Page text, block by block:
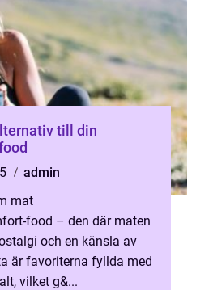
till din
admin
mat
food – den där maten
och en känsla av
är favoriterna fyllda med
vilket g&...